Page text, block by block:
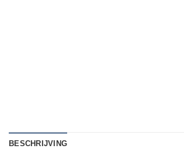
BESCHRIJVING